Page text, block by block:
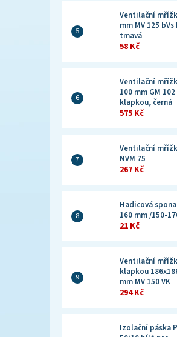
Ventilační
mm MV 125
tmavá
58 Kč
Ventilační
100 mm GM 102
klapkou, černá
575 Kč
Ventilační
NVM 75
267 Kč
Hadicová
160 mm /150-
21 Kč
Ventilační
klapkou
mm MV 150 VK
294 Kč
Izolační páska